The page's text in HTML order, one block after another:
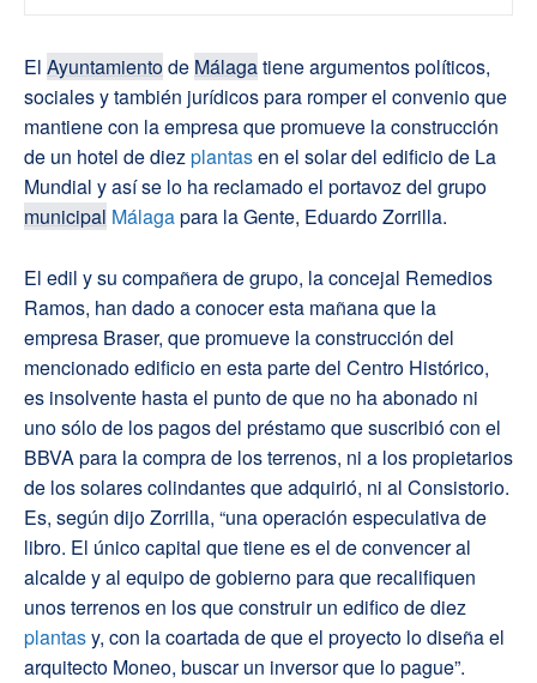
El Ayuntamientode Málagatiene argumentos políticos,
sociales y también jurídicos para romper el convenio que
mantiene con la empresa que promueve la construcción
de un hotel de diezplantasen el solar del edificio de La
Mundial y así se lo ha reclamado el portavoz del grupo
municipal Málagapara la Gente, Eduardo Zorrilla.
El edil y su compañera de grupo, la concejal Remedios
Ramos, han dado a conocer esta mañana que la
empresa Braser, que promueve la construcción del
mencionado edificio en esta parte del Centro Histórico,
es insolvente hasta el punto de que no ha abonado ni
uno sólo de los pagos del préstamo que suscribió con el
BBVA para la compra de los terrenos, ni a los propietarios
de los solares colindantes que adquirió, ni al Consistorio.
Es, según dijo Zorrilla, “una operación especulativa de
libro. El único capital que tiene es el de convencer al
alcalde y al equipo de gobierno para que recalifiquen
unos terrenos en los que construir un edifico de diez
plantasy, con la coartada de que el proyecto lo diseña el
arquitecto Moneo, buscar un inversor que lo pague”.